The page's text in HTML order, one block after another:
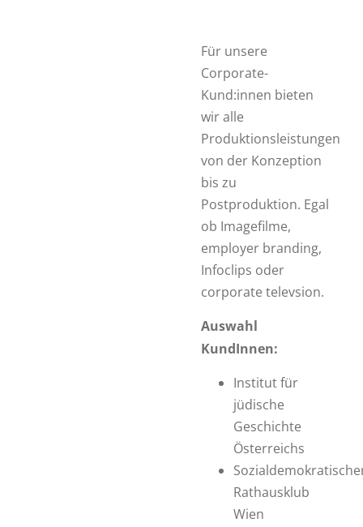
Für unsere
Corporate-
Kund:innen bieten
wir alle
Produktionsleistungen
von der Konzeption
bis zu
Postproduktion. Egal
ob Imagefilme,
employer branding,
Infoclips oder
corporate televsion.
Auswahl
KundInnen:
Institut für
jüdische
Geschichte
Österreichs
Rathausklub
Wien